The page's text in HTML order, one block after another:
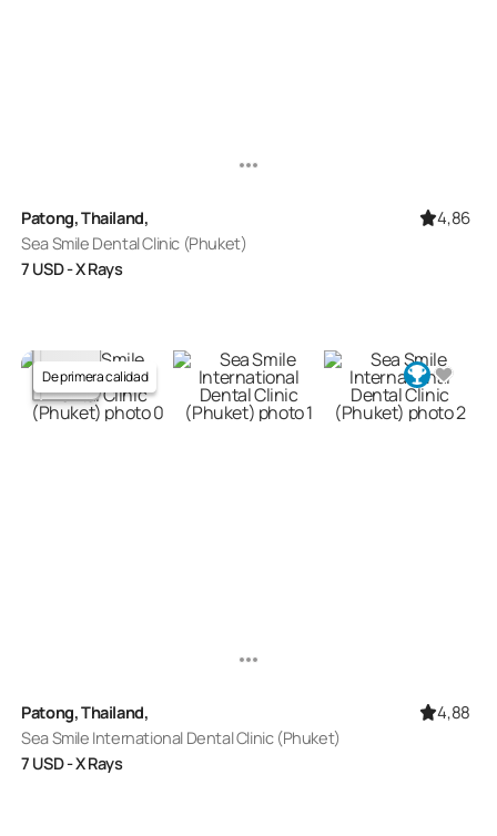
Patong, Thailand, 4,86
Sea Smile Dental Clinic (Phuket)
7 USD- X Rays
De primera calidad
Patong, Thailand, 4,88
Sea Smile International Dental Clinic (Phuket)
7 USD- X Rays